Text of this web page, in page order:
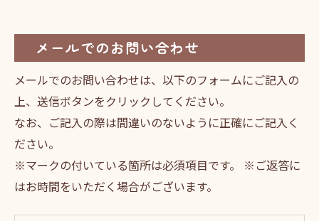
メールでのお問い合わせ
メールでのお問い合わせは、以下のフォームにご記入の
上、送信ボタンをクリックしてください。
なお、ご記入の際は間違いのないように正確にご記入く
ださい。
※マークの付いている箇所は必須項目です。 ※ご返答に
はお時間をいただく場合がございます。